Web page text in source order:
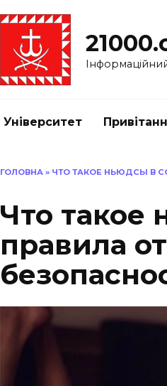
Університет
ГОЛОВНА » ЧТО ТАКОЕ НЬЮДСЫ В
Что такое
правила